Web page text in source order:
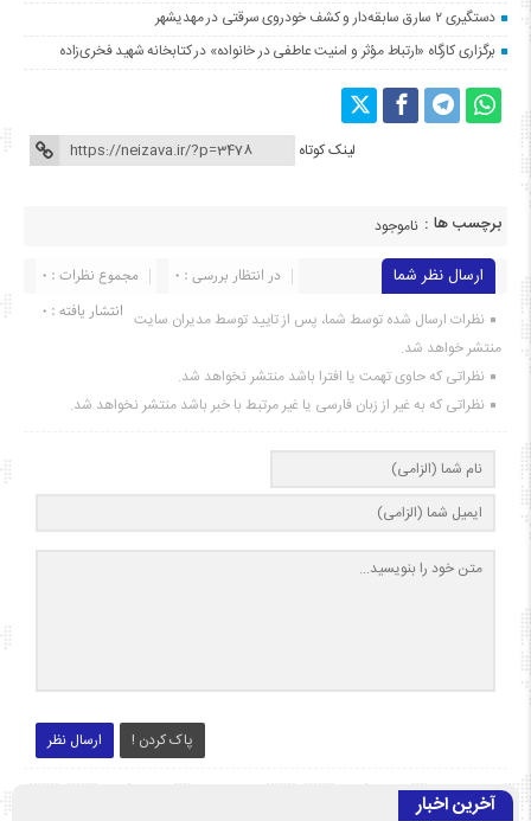
دستگیری ۲ سارق سابقه‌دار و کشف خودروی سرقتی در مهدیشهر
برگزاری کارگاه «ارتباط مؤثر و امنیت عاطفی در خانواده» در کتابخانه شهید فخری‌زاده
لینک کوتاه
برچسب ها : ناموجود
ارسال نظر شما مجموع نظرات : 0
در انتظار بررسی : 0
انتشار یافته : ۰ نظرات ارسال شده توسط شما، پس از تایید توسط مدیران سایت
منتشر خواهد شد.
نظراتی که حاوی تهمت یا افترا باشد منتشر نخواهد شد.
نظراتی که به غیر از زبان فارسی یا غیر مرتبط با خبر باشد منتشر نخواهد شد.
ارسال نظر پاک کردن !
آخرین اخبار